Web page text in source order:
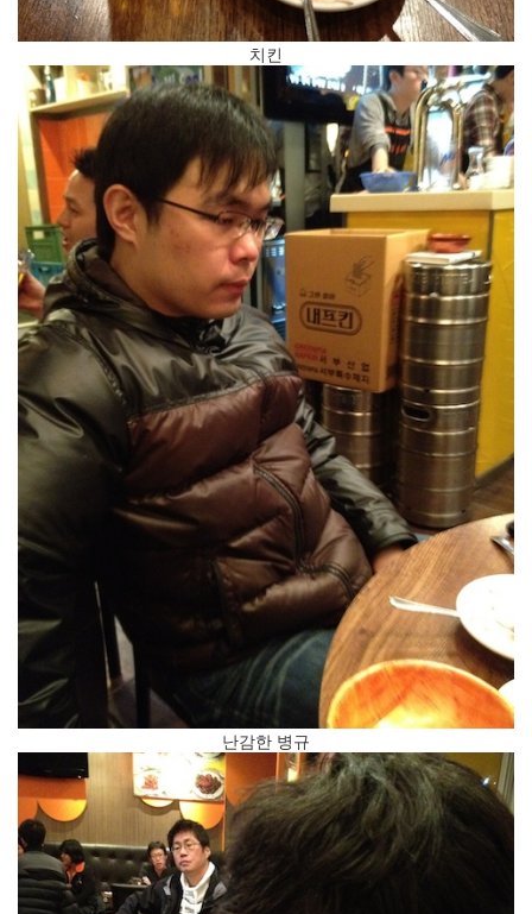
치킨
난감한 병규
연
구
MBL
결
혼
식
2009
10
일:
6420
Notices
초
대
합
니
다
~
By
inureyes